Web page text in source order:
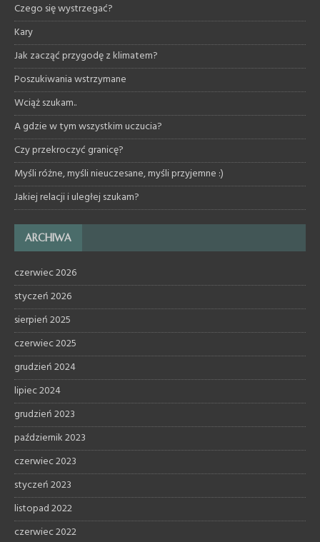
Czego się wystrzegać?
Kary
Jak zacząć przygodę z klimatem?
Poszukiwania wstrzymane
Wciąż szukam..
A gdzie w tym wszystkim uczucia?
Czy przekroczyć granicę?
Myśli różne, myśli nieuczesane, myśli przyjemne :)
Jakiej relacji i uległej szukam?
ARCHIWA
czerwiec 2026
styczeń 2026
sierpień 2025
czerwiec 2025
grudzień 2024
lipiec 2024
grudzień 2023
październik 2023
czerwiec 2023
styczeń 2023
listopad 2022
czerwiec 2022